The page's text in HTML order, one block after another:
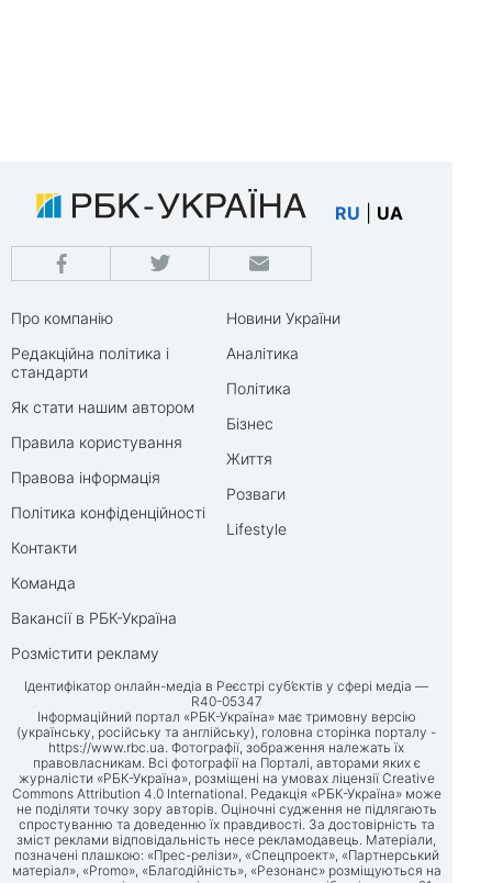
RU UA
Про компанію
Редакційна політика і
стандарти
Як стати нашим автором
Правила користування
Правова інформація
Політика конфіденційності
Контакти
Команда
Вакансії в РБК-Україна
Розмістити рекламу
Новини України
Аналітика
Політика
Бізнес
Життя
Розваги
Lifestyle
Ідентифікатор онлайн-медіа в Реєстрі суб’єктів у сфері медіа —
R40-05347
Інформаційний портал «РБК-Україна» має тримовну версію
(українську, російську та англійську), головна сторінка порталу -
https://www.rbc.ua. Фотографії, зображення належать їх
правовласникам. Всі фотографії на Порталі, авторами яких є
журналісти «РБК-Україна», розміщені на умовах ліцензії Creative
Commons Attribution 4.0 International. Редакція «РБК-Україна» може
не поділяти точку зору авторів. Оціночні судження не підлягають
спростуванню та доведенню їх правдивості. За достовірність та
зміст реклами відповідальність несе рекламодавець. Матеріали,
позначені плашкою: «Прес-релізи», «Спецпроект», «Партнерський
матеріал», «Promo», «Благодійність», «Резонанс» розміщуються на